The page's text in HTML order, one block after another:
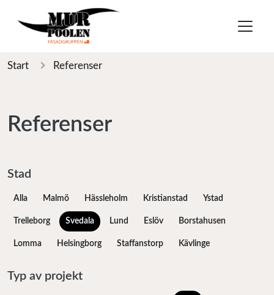
Start Referenser
Referenser
Stad
Alla Malmö Hässleholm Kristianstad Ystad
Trelleborg Svedala Lund Eslöv Borstahusen
Lomma Helsingborg Staffanstorp Kävlinge
Typ av projekt